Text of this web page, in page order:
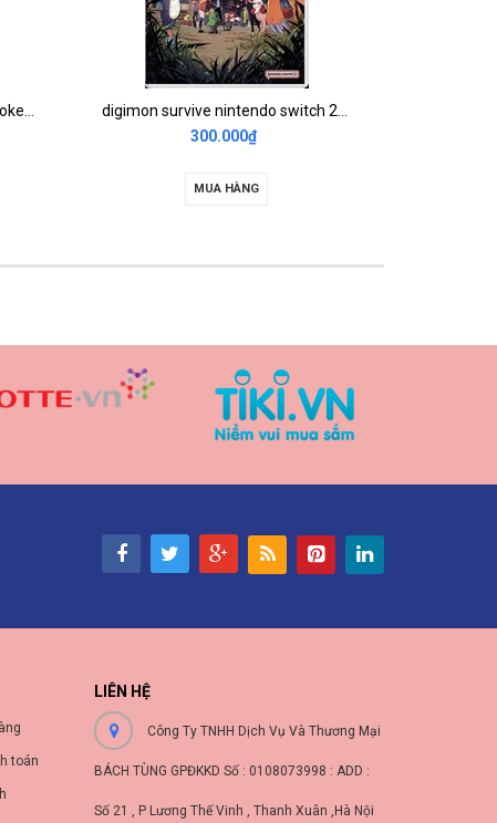
300.000₫
MUA HÀNG
toán
LIÊN HỆ
Công Ty TNHH Dịch Vụ Và Thương Mại
BÁCH TÙNG GPĐKKD Số : 0108073998 : ADD :
Số 21 , P Lương Thế Vinh , Thanh Xuân ,Hà Nội